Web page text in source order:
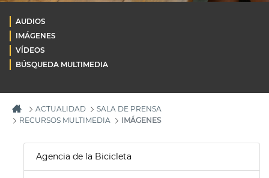
AUDIOS
IMÁGENES
VÍDEOS
BÚSQUEDA MULTIMEDIA
ACTUALIDAD
SALA DE PRENSA
RECURSOS MULTIMEDIA
IMÁGENES
Agencia de la Bicicleta